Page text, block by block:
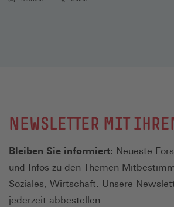
NEWSLETTER MIT
Bleiben Sie informiert: Neueste
und Infos zu den Themen
Soziales, Wirtschaft. Unsere
jederzeit abbestellen.